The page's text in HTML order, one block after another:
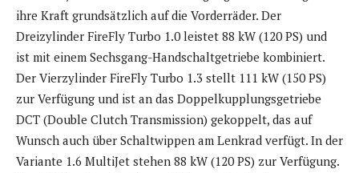
ihre Kraft grundsätzlich auf die Vorderräder. Der
Dreizylinder FireFly Turbo 1.0 leistet 88 kW (120 PS) und
ist mit einem Sechsgang-Handschaltgetriebe kombiniert.
Der Vierzylinder FireFly Turbo 1.3 stellt 111 kW (150 PS)
zur Verfügung und ist an das Doppelkupplungsgetriebe
DCT (Double Clutch Transmission) gekoppelt, das auf
Wunsch auch über Schaltwippen am Lenkrad verfügt. In der
Variante 1.6 MultiJet stehen 88 kW (120 PS) zur Verfügung.